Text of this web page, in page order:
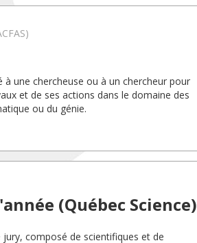
une chercheuse ou à un chercheur pour
et de ses actions dans le domaine des
ou du génie.
(Québec Science)
composé de scientifiques et de